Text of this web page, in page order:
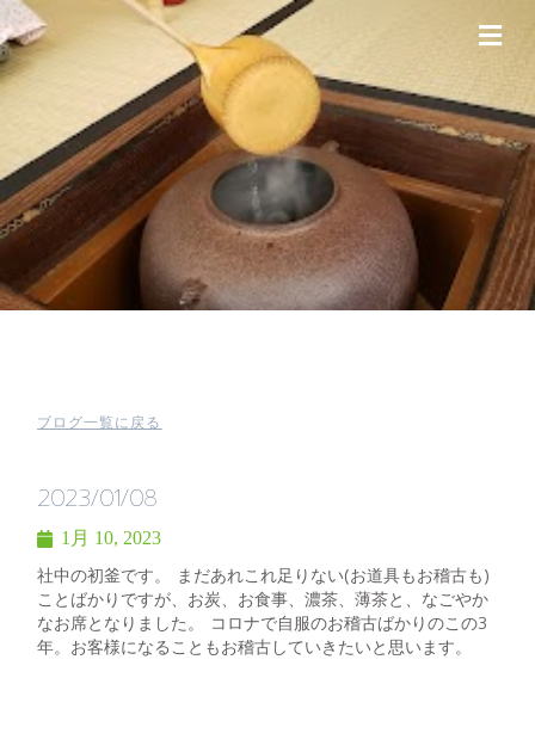
ブログ一覧に戻る
2023/01/08
1月 10, 2023
社中の初釜です。 まだあれこれ足りない(お道具もお稽古も)
ことばかりですが、お炭、お食事、濃茶、薄茶と、なごやか
なお席となりました。 コロナで自服のお稽古ばかりのこの3
年。お客様になることもお稽古していきたいと思います。